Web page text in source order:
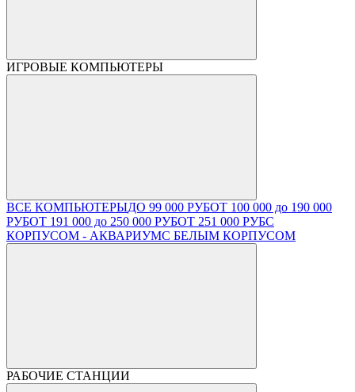
ИГРОВЫЕ КОМПЬЮТЕРЫ
ВСЕ КОМПЬЮТЕРЫДО 99 000 РУБОТ 100 000 до 190 000
РУБОТ 191 000 до 250 000 РУБОТ 251 000 РУБС
КОРПУСОМ - АКВАРИУМС БЕЛЫМ КОРПУСОМ
РАБОЧИЕ СТАНЦИИ